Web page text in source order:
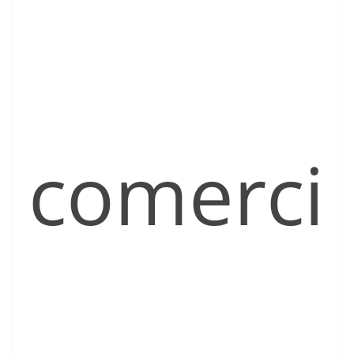
comerci